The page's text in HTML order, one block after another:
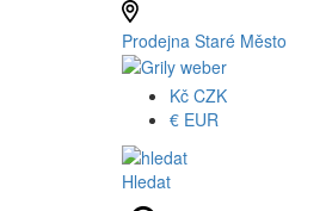
Prodejna Staré Město
Kč CZK
€ EUR
Hledat